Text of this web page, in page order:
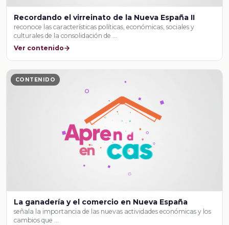
Recordando el virreinato de la Nueva España II
reconoce las características políticas, económicas, sociales y
culturales de la consolidación de …
Ver contenido
CONTENIDO
La ganadería y el comercio en Nueva España
señala la importancia de las nuevas actividades económicas y los
cambios que …